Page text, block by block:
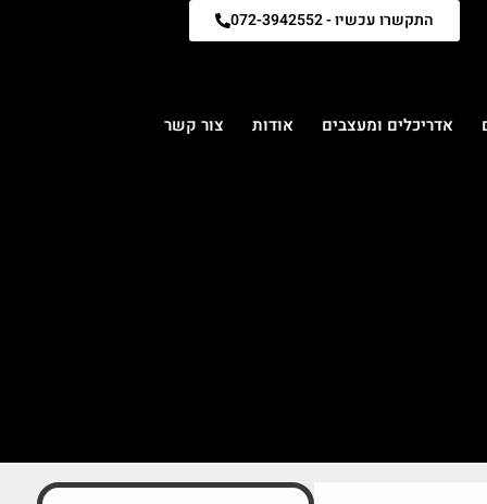
התקשרו עכשיו - 072-3942552
אדריכלים ומעצבים אודות צור קשר